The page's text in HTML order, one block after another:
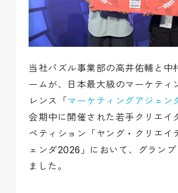
当社パズル事業部の高井佑輔と中
ームが、日本最大級のマーケティ
レンス「マーケティングアジェン
会期中に開催された若手クリエイ
ペティション「ヤング・クリエイ
ェンダ2026」において、グランプ
ました。